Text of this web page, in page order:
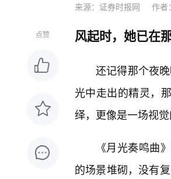
来源：证券时报网 作者
点赞 风起时，她已在
还记得那个夜
光中走出的精灵，
绎，更像是一场视
《月光奏鸣曲
的场景堆砌，没有